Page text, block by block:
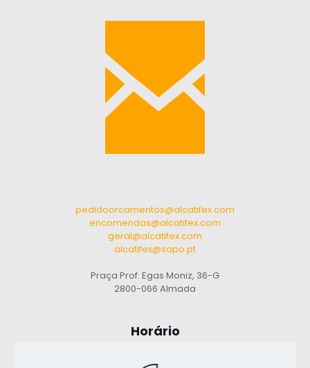
pedidoorcamentos@alcatifex.com
encomendas@alcatifex.com
geral@alcatifex.com
alcatifex@sapo.pt
Praça Prof. Egas Moniz, 36-G
2800-066 Almada
Horário